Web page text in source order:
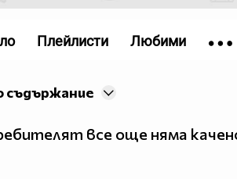
съдържание
все още няма
Плейлисти Любими